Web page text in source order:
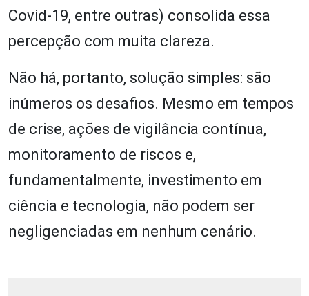
Covid-19, entre outras) consolida essa
percepção com muita clareza.
Não há, portanto, solução simples: são
inúmeros os desafios. Mesmo em tempos
de crise, ações de vigilância contínua,
monitoramento de riscos e,
fundamentalmente, investimento em
ciência e tecnologia, não podem ser
negligenciadas em nenhum cenário.